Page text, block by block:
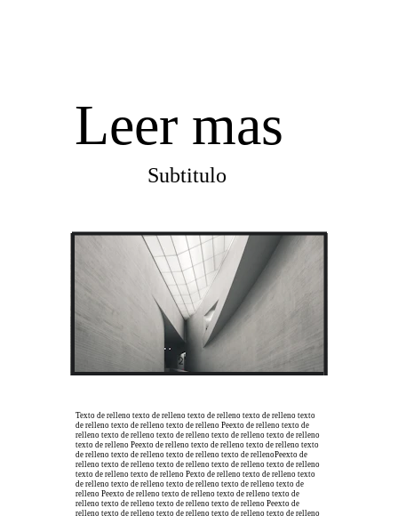
Leer mas
Subtitulo
Texto de relleno texto de relleno texto de relleno texto de relleno texto
de relleno texto de relleno texto de relleno Peexto de relleno texto de
relleno texto de relleno texto de relleno texto de relleno texto de relleno
texto de relleno Peexto de relleno texto de relleno texto de relleno texto
de relleno texto de relleno texto de relleno texto de rellenoPeexto de
relleno texto de relleno texto de relleno texto de relleno texto de relleno
texto de relleno texto de relleno Pexto de relleno texto de relleno texto
de relleno texto de relleno texto de relleno texto de relleno texto de
relleno Peexto de relleno texto de relleno texto de relleno texto de
relleno texto de relleno texto de relleno texto de relleno Peexto de
relleno texto de relleno texto de relleno texto de relleno texto de relleno